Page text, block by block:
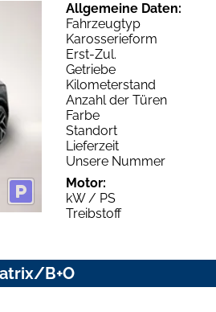
Allgemeine Daten:
Fahrzeugtyp
Karosserieform
Erst-Zul.
Getriebe
Kilometerstand
Anzahl der Türen
Farbe
Standort
Lieferzeit
Unsere Nummer
Motor:
kW / PS
Treibstoff
B+O